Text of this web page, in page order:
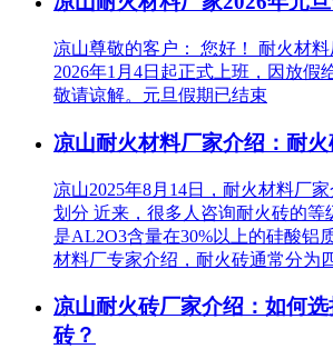
凉山尊敬的客户： 您好！ 耐火材
2026年1月4日起正式上班，因放假
敬请谅解。元旦假期已结束
凉山耐火材料厂家介绍：耐
凉山2025年8月14日，耐火材料厂
划分 近来，很多人咨询耐火砖的等
是AL2O3含量在30%以上的硅酸铝
材料厂专家介绍，耐火砖通常分为
凉山耐火砖厂家介绍：如何
砖？